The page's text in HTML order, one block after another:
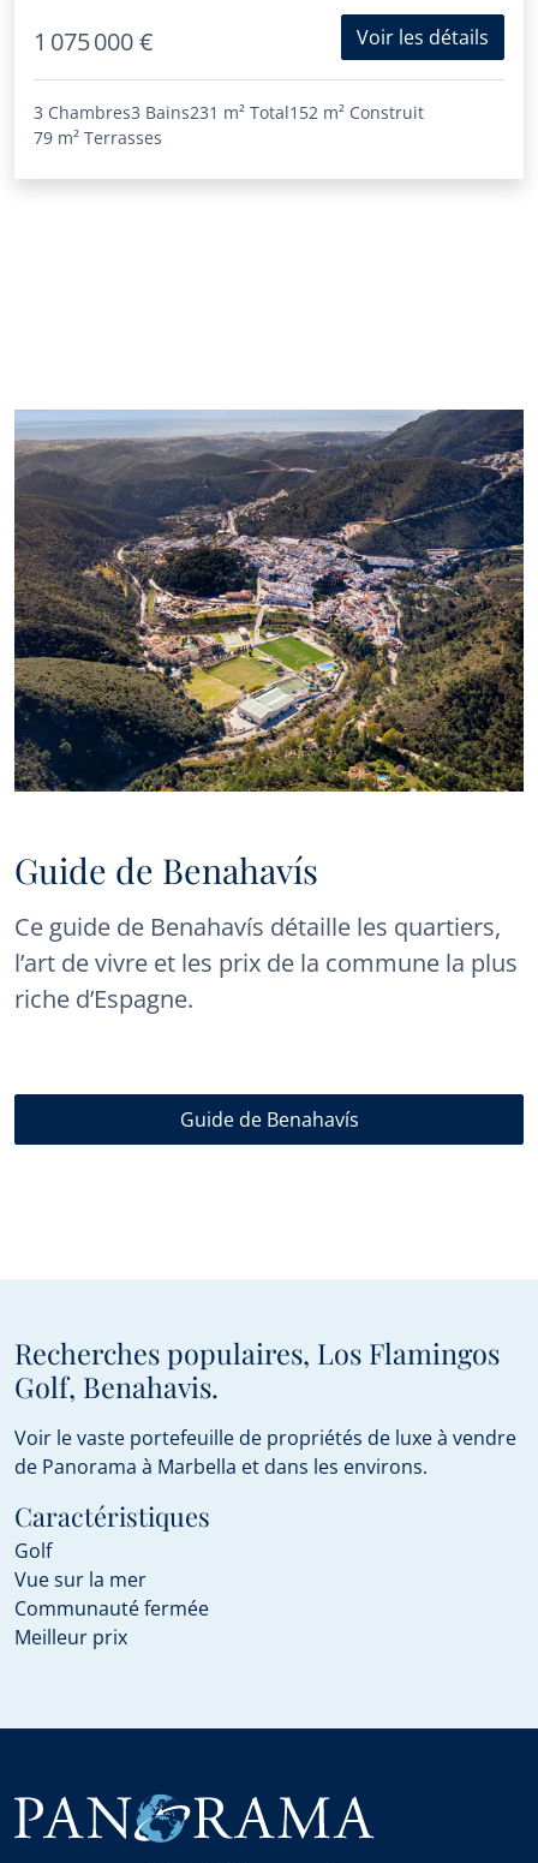
1 075 000 € Voir les détails
3 Chambres3 Bains231 m² Total152 m² Construit
79 m² Terrasses
Guide de Benahavís
Ce guide de Benahavís détaille les quartiers,
l’art de vivre et les prix de la commune la plus
riche d’Espagne.
Guide de Benahavís
Recherches populaires, Los Flamingos
Golf, Benahavis.
Voir le vaste portefeuille de propriétés de luxe à vendre
de Panorama à Marbella et dans les environs.
Caractéristiques
Golf
Vue sur la mer
Communauté fermée
Meilleur prix